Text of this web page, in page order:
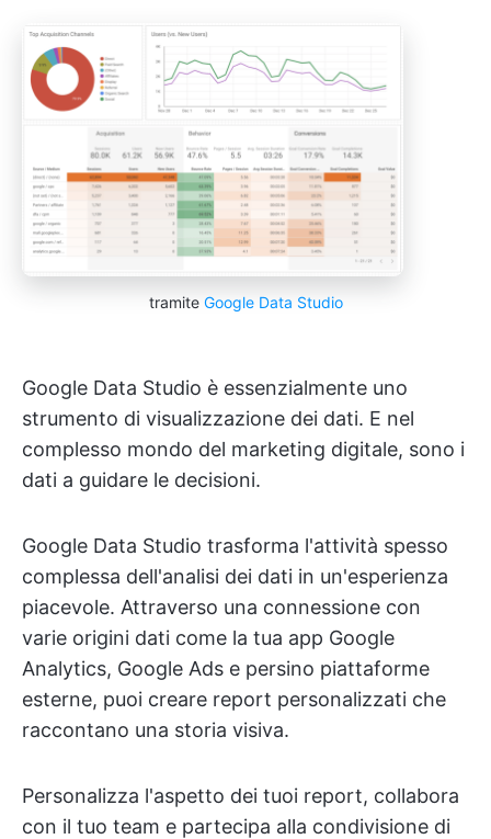
tramite Google Data Studio
Google Data Studio è essenzialmente uno
strumento di visualizzazione dei dati. E nel
complesso mondo del marketing digitale, sono i
dati a guidare le decisioni.
Google Data Studio trasforma l'attività spesso
complessa dell'analisi dei dati in un'esperienza
piacevole. Attraverso una connessione con
varie origini dati come la tua app Google
Analytics, Google Ads e persino piattaforme
esterne, puoi creare report personalizzati che
raccontano una storia visiva.
Personalizza l'aspetto dei tuoi report, collabora
con il tuo team e partecipa alla condivisione di